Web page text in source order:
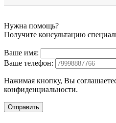
Нужна помощь?
Получите консультацию
Ваше имя:
Ваше телефон:
Нажимая кнопку, Вы
конфиденциальности.
Отправить